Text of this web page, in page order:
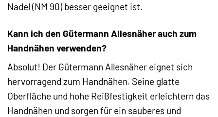
Nadel (NM 90) besser geeignet ist.
Kann ich den Gütermann Allesnäher auch zum
Handnähen verwenden?
Absolut! Der Gütermann Allesnäher eignet sich
hervorragend zum Handnähen. Seine glatte
Oberfläche und hohe Reißfestigkeit erleichtern das
Handnähen und sorgen für ein sauberes und